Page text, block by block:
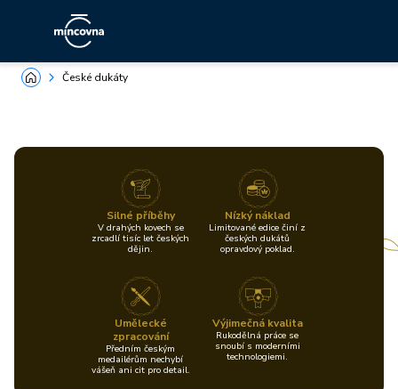
České dukáty
Silné příběhy
V drahých kovech se
zrcadlí tisíc let českých
dějin.
Nízký náklad
Limitované edice činí z
českých dukátů
opravdový poklad.
Umělecké
zpracování
Předním českým
medailérům nechybí
vášeň ani cit pro detail.
Výjimečná kvalita
Rukodělná práce se
snoubí s moderními
technologiemi.